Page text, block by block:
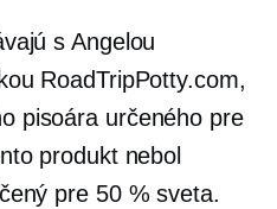
s Angelou
RoadTripPotty.com,
pisoára určeného pre
produkt nebol
pre 50 % sveta.